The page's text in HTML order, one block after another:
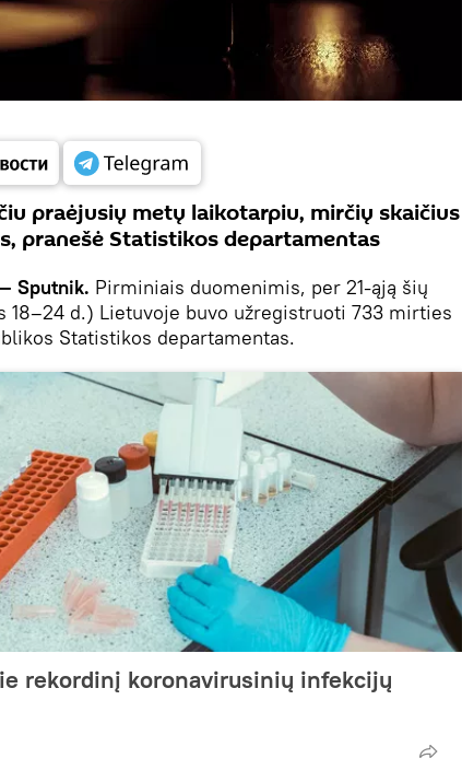
praėjusių metų laikotarpiu, mirčių skaičius
pranešė Statistikos departamentas
Sputnik. Pirminiais duomenimis, per 21-ąją šių
18–24 d.) Lietuvoje buvo užregistruoti 733 mirties
Statistikos departamentas.
rekordinį koronavirusinių infekcijų